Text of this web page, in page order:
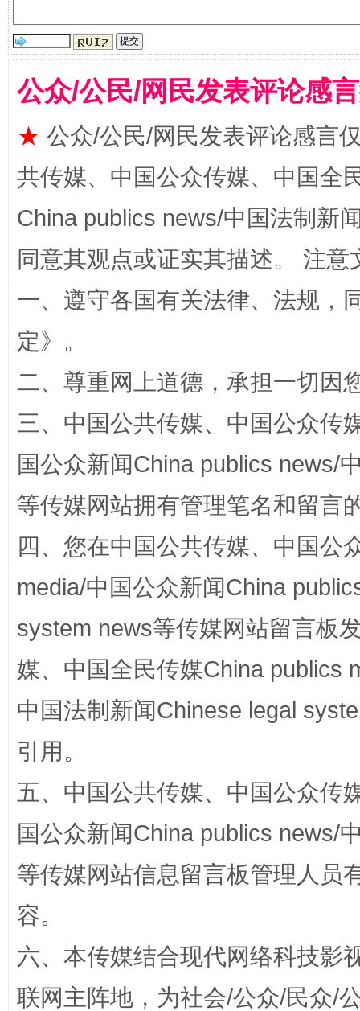
从幼儿园到大学，有这些资助
事关残疾人未来5年
规模最大的光氢储一体化项目 走
公众/公民/网民发表评论感
★ 公众/公民/网民发表评论感言
共传媒、中国公众传媒、中国全
China publics news/中国法制新
同意其观点或证实其描述。 注
一、遵守各国有关法律、法规，
定》。
二、尊重网上道德，承担一切因
三、中国公共传媒、中国公众传
国公众新闻China publics news/
等传媒网站拥有管理笔名和留言
四、您在中国公共传媒、中国公
media/中国公众新闻China
system news等传媒网站留言板
媒、中国全民传媒China publics
中国法制新闻Chinese legal
引用。
五、中国公共传媒、中国公众传
国公众新闻China publics news/
等传媒网站信息留言板管理人员
容。
六、本传媒结合现代网络科技影
联网主阵地，为社会/公众/民众/